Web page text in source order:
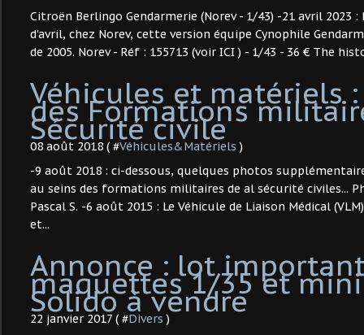
Citroën Berlingo Gendarmerie (Norev - 1/43) -21 avril 2023
d'avril, chez Norev, cette version équipe Cynophile
de 2005. Norev - Réf : 155713 (voir ICI ) - 1/43 - 36 € The
Véhicules et matériels
des Formations
Sécurité civile
08 août 2018 ( #Véhicules&Matériels )
-9 août 2018 : ci-dessous, quelques photos
au seins des formations militaires de al sécurité civiles...
Pascal S. -6 août 2015 : Le Véhicule de Liaison Médical
et...
Annonce : lot
maquettes 1/35 et
Solido à vendre
22 janvier 2017 ( #Divers )